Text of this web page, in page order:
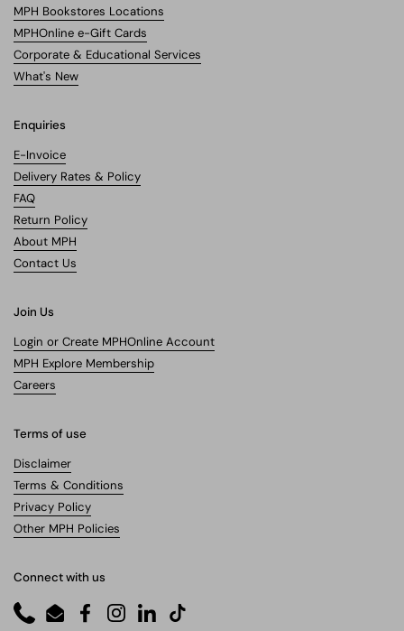
MPH Bookstores Locations
MPHOnline e-Gift Cards
Corporate & Educational Services
What's New
Enquiries
E-Invoice
Delivery Rates & Policy
FAQ
Return Policy
About MPH
Contact Us
Join Us
Login or Create MPHOnline Account
MPH Explore Membership
Careers
Terms of use
Disclaimer
Terms & Conditions
Privacy Policy
Other MPH Policies
Connect with us
PhoneEmailFacebookInstagram
LinkedInTikTok